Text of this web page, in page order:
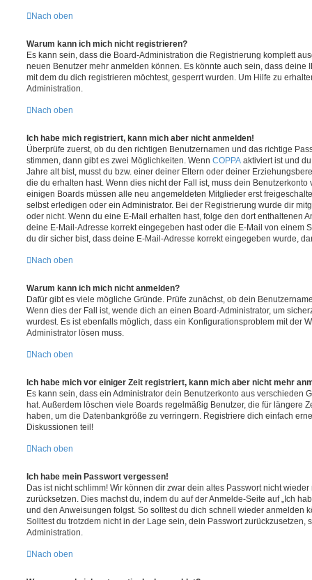
Nach oben
Warum kann ich mich nicht registrieren?
Es kann sein, dass die Board-Administration die Registrierung komplett
neuen Benutzer mehr anmelden können. Es könnte auch sein, dass deine
mit dem du dich registrieren möchtest, gesperrt wurden. Um Hilfe zu
Administration.
Nach oben
Ich habe mich registriert, kann mich aber nicht anmelden!
Überprüfe zuerst, ob du den richtigen Benutzernamen und das richtige
stimmen, dann gibt es zwei Möglichkeiten. Wenn COPPA aktiviert ist und
Jahre alt bist, musst du bzw. einer deiner Eltern oder deiner
die du erhalten hast. Wenn dies nicht der Fall ist, muss dein
einigen Boards müssen alle neu angemeldeten Mitglieder erst
selbst erledigen oder ein Administrator. Bei der Registrierung wurde dir
oder nicht. Wenn du eine E-Mail erhalten hast, folge den dort enthaltenen
deine E-Mail-Adresse korrekt eingegeben hast oder die E-Mail von einem
du dir sicher bist, dass deine E-Mail-Adresse korrekt eingegeben wurde,
Nach oben
Warum kann ich mich nicht anmelden?
Dafür gibt es viele mögliche Gründe. Prüfe zunächst, ob dein
Wenn dies der Fall ist, wende dich an einen Board-Administrator, um
wurdest. Es ist ebenfalls möglich, dass ein Konfigurationsproblem mit der
Administrator lösen muss.
Nach oben
Ich habe mich vor einiger Zeit registriert, kann mich aber nicht mehr
Es kann sein, dass ein Administrator dein Benutzerkonto aus verschieden
hat. Außerdem löschen viele Boards regelmäßig Benutzer, die für längere
haben, um die Datenbankgröße zu verringern. Registriere dich einfach
Diskussionen teil!
Nach oben
Ich habe mein Passwort vergessen!
Das ist nicht schlimm! Wir können dir zwar dein altes Passwort nicht
zurücksetzen. Dies machst du, indem du auf der Anmelde-Seite auf „Ich
und den Anweisungen folgst. So solltest du dich schnell wieder anmelden
Solltest du trotzdem nicht in der Lage sein, dein Passwort zurückzusetzen,
Administration.
Nach oben